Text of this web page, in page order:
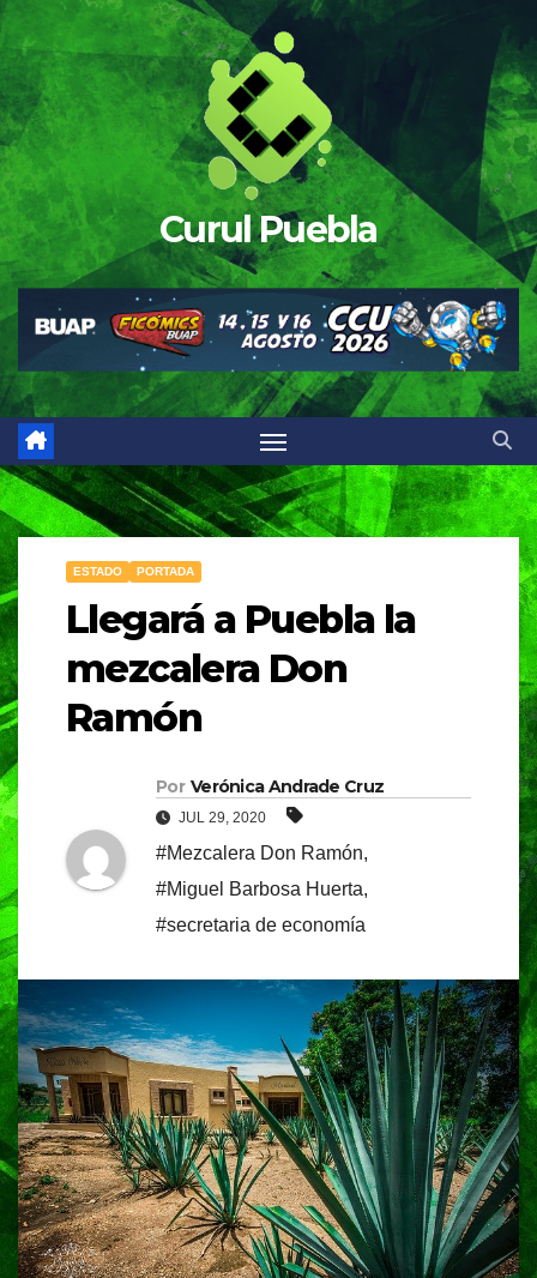
Saltar
al
contenido
Curul Puebla
ESTADO PORTADA
Llegará a Puebla la
mezcalera Don
Ramón
Por Verónica Andrade Cruz
JUL 29, 2020
#Mezcalera Don Ramón,
#Miguel Barbosa Huerta,
#secretaria de economía